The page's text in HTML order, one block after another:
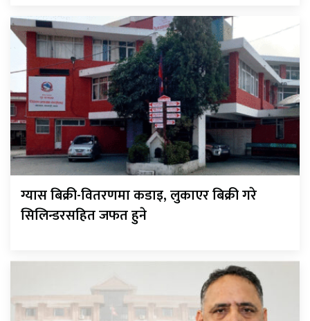
ग्यास बिक्री-वितरणमा कडाइ, लुकाएर बिक्री गरे
सिलिन्डरसहित जफत हुने